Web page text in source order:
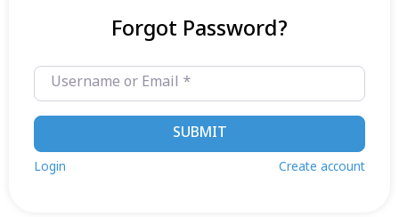
Forgot Password?
Username or Email*
SUBMIT
Login Create account